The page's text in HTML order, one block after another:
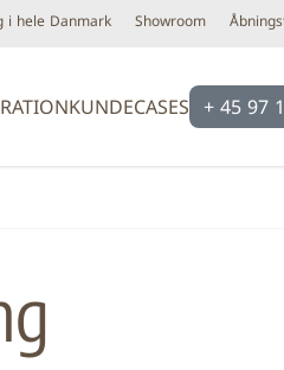
i hele Danmark Showroom
KUNDECASES + 45 97